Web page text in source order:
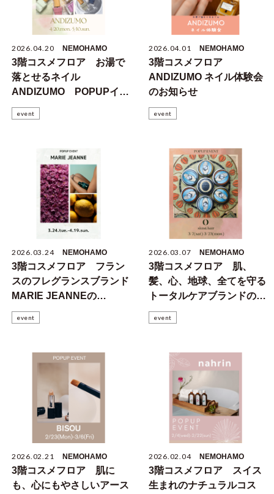
2026.04.20 NEMOHAMO
3階コスメフロア お湯で
落とせるネイル
ANDIZUMO POPUPイベ
ント開催のお知らせ
event
2026.04.01 NEMOHAMO
3階コスメフロア
ANDIZUMO ネイル体験会
のお知らせ
event
2026.03.24 NEMOHAMO
3階コスメフロア フラン
スのフレグランスブランド
MARIE JEANNEの
POPUPイベントのお知ら
せ
event
2026.03.07 NEMOHAMO
3階コスメフロア 肌、
髪、心、地球、全てを守る
トータルケアブランドの
POPUPイベントのお知ら
せ
event
2026.02.21 NEMOHAMO
3階コスメフロア 肌に
も、心にもやさしいアース
2026.02.04 NEMOHAMO
3階コスメフロア スイス
生まれのナチュラルコス